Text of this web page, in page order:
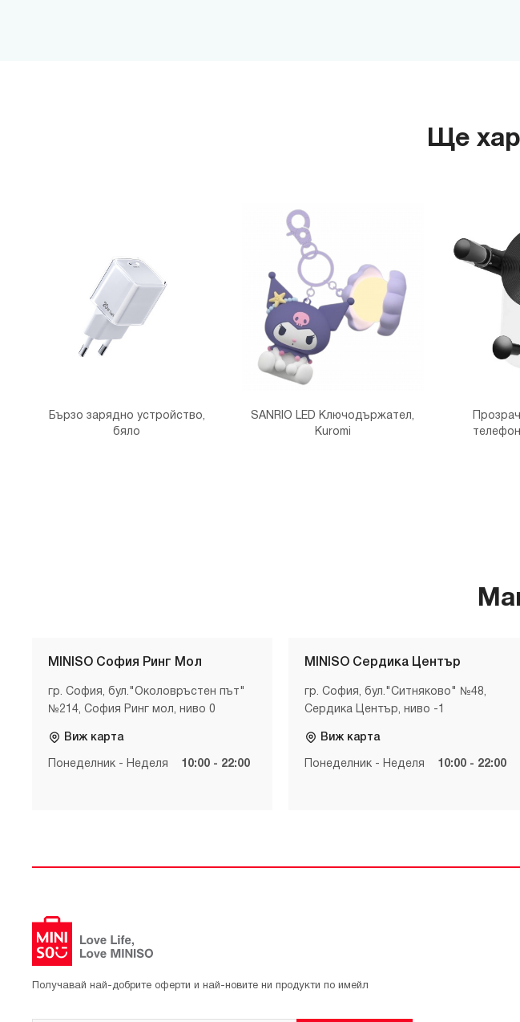
Ще
Бързо зарядно устройство,
бяло
SANRIO LED Ключодържател,
Kuromi
MINISO София Ринг Мол
гр. София, бул."Околовръстен път"
№214, София Ринг мол, ниво 0
Виж карта
Понеделник - Неделя 10:00 - 22:00
MINISO Сердика Център
гр. София, бул."Ситняково" №48,
Сердика Център, ниво -1
Виж карта
Понеделник - Неделя 10:00 - 22:00
Получавай най-добрите оферти и най-новите ни продукти по имейл